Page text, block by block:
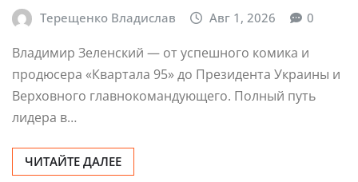
Терещенко Владислав Авг 1, 2026 0
Владимир Зеленский — от успешного комика и
продюсера «Квартала 95» до Президента Украины и
Верховного главнокомандующего. Полный путь
лидера в…
ЧИТАЙТЕ ДАЛЕЕ